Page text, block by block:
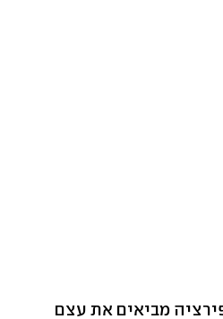
מביאים את עצם